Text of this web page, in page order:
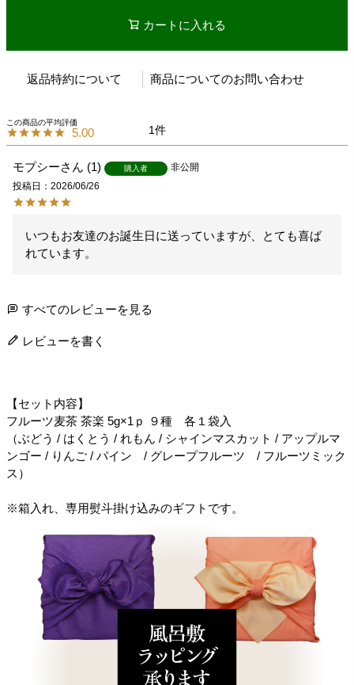
カートに入れる
返品特約について 商品についてのお問い合わせ
5.00 1
モプシー 1 購入者
非公開
投稿日
2026/06/26
いつもお友達のお誕生日に送っていますが、とても喜ば
れています。
すべてのレビューを見る
レビューを書く
【セット内容】
フルーツ麦茶 茶楽 5g×1ｐ ９種 各１袋入
（ぶどう / はくとう / れもん / シャインマスカット / アップルマ
ンゴー / りんご / パイン / グレープフルーツ / フルーツミック
ス）
※箱入れ、専用熨斗掛け込みのギフトです。